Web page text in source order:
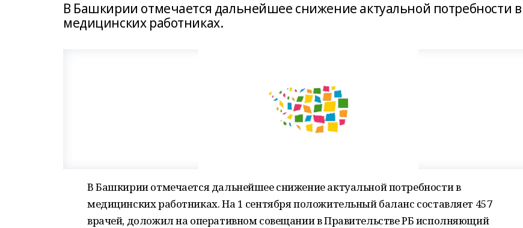
В Башкирии отмечается дальнейшее снижение актуальной потребности в
медицинских работниках.
В Башкирии отмечается дальнейшее снижение актуальной потребности в
медицинских работниках. На 1 сентября положительный баланс составляет 457
врачей, доложил на оперативном совещании в Правительстве РБ исполняющий